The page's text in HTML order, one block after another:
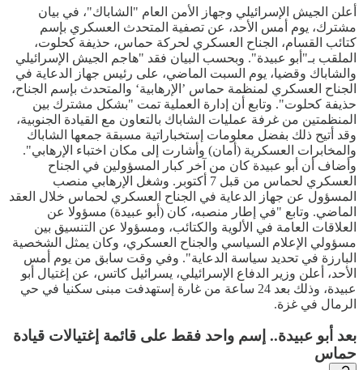
أعلن الجيش الإسرائيلي وجهاز الأمن العام "الشاباك"، في بيان
مشترك، يوم أمس الأحد، عن تصفية المتحدث العسكري بإسم
كتائب القسام، الجناح العسكري لحركة حماس، حذيفة كحلوت،
الملقب بـ"أبو عبيدة". وبحسب البيان فقد "هاجم الجيش الإسرائيلي
والشاباك وقضيا، يوم السبت الماضي، على رئيس جهاز الدعاية في
الجناح العسكري لمنظمة حماس ’الإرهابية‘ والمتحدث بإسم الجناح،
حذيفة كحلوت". وتابع أن إدارة العملية تمت "بشكل مشترك بين
المنظمتين من غرفة عمليات الشاباك بالتعاون مع القيادة الجنوبية،
وقد أتيح ذلك بفضل معلومات إستخباراتية مسبقة جمعها الشاباك
والمخابرات العسكرية (أمان) وأشارت إلى مكان اختباء الإرهابي".
وأضاف أن أبو عبيدة كان من آخر كبار المسؤولين في الجناح
العسكري لحماس من قبل 7 أكتوبر. وشغل الإرهابي منصب
المسؤول عن جهاز الدعاية في الجناح العسكري لحماس خلال العقد
الماضي. وتابع "في إطار منصبه، كان (أبو عبيدة) مسؤولا عن
العلاقات العامة في الألوية والكتائب، ومسؤولا عن التنسيق بين
مسؤولي الإعلام السياسي والجناح العسكري، وكان يمثل الشخصية
البارزة في تحديد سياسة الدعاية". وفي وقت سابق من يوم أمس
الأحد، أعلن وزير الدفاع الإسرائيلي، يسرائيل كاتس، عن إغتيال أبو
عبيدة، وذلك بعد 24 ساعة من غارة إستهدفت مبنى سكنيا في حي
الرمال في غزة.
بعد أبو عبيدة.. إسم واحد فقط على قائمة إغتيالات قيادة
حماس